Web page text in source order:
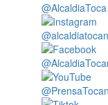
@AlcaldiaToca